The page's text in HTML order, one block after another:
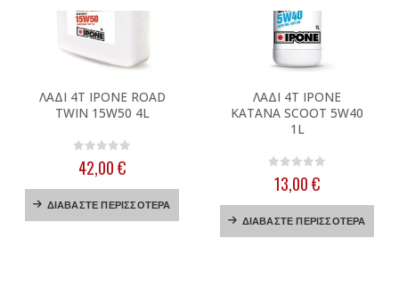
ΛΑΔΙ 4T IPONE ROAD
TWIN 15W50 4L
out of 5
42,00€
ΔΙΑΒΆΣΤΕ ΠΕΡΙΣΣΌΤΕΡΑ
ΛΑΔΙ 4T IPONE
KATANA SCOOT 5W40
1L
out of 5
13,00€
ΔΙΑΒΆΣΤΕ ΠΕΡΙΣΣΌΤΕΡΑ